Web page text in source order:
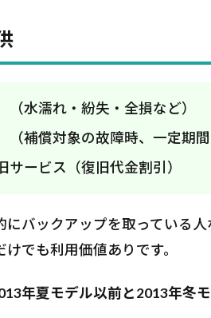
水濡れ・紛失・全損など）
補償対象の故障時、一定期間
サービス（復旧代金割引）
にバックアップを取っている
でも利用価値ありです。
年夏モデル以前と2013年冬